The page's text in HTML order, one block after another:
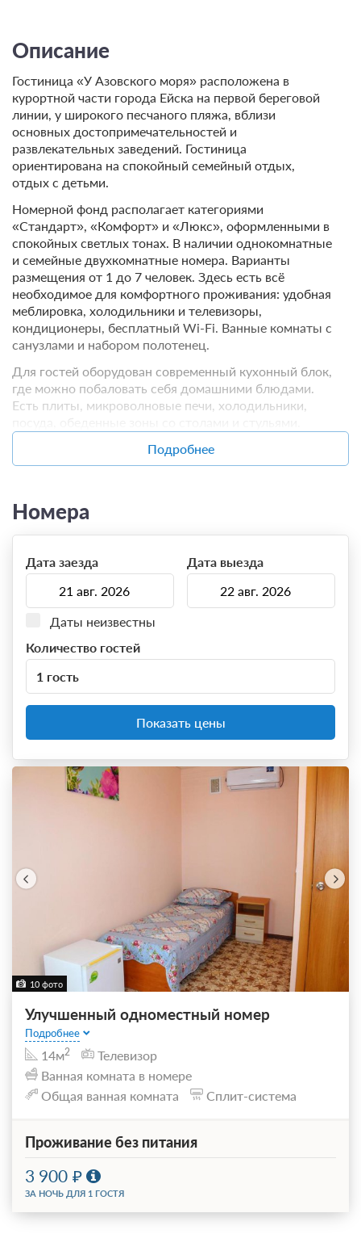
Описание
Гостиница «У Азовского моря» расположена в
курортной части города Ейска на первой береговой
линии, у широкого песчаного пляжа, вблизи
основных достопримечательностей и
развлекательных заведений. Гостиница
ориентирована на спокойный семейный отдых,
отдых с детьми.
Номерной фонд располагает категориями
«Стандарт», «Комфорт» и «Люкс», оформленными в
спокойных светлых тонах. В наличии однокомнатные
и семейные двухкомнатные номера. Варианты
размещения от 1 до 7 человек. Здесь есть всё
необходимое для комфортного проживания: удобная
меблировка, холодильники и телевизоры,
кондиционеры, бесплатный Wi-Fi. Ванные комнаты с
санузлами и набором полотенец.
Для гостей оборудован современный кухонный блок,
где можно побаловать себя домашними блюдами.
Есть плиты, микроволновые печи, холодильники,
Рядом, на набережной, находится множество мест
общественного питания.
В непосредственной близости — Таганрогская
парк с аттракционами, а также Городской парк им.
Поддубного. Ближайшая достопримечательность —
Ейская коса, песчаная полоса, уходящая в Азовское
море на несколько километров.
Подробнее
Номера
Дата заезда Дата выезда
Даты неизвестны
Количество гостей
1 гость
Показать цены
10 фото
Улучшенный одноместный номер
Подробнее
14м2
Телевизор
Ванная комната в номере
Общая ванная комната
Сплит-система
Проживание без питания
3 900
ЗА НОЧЬ ДЛЯ 1 ГОСТЯ